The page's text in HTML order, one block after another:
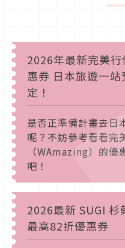
2026年最新完美行
惠券 日本旅遊一站
定！
是否正準備計畫去日
呢？不妨參考看看完
（WAmazing）的優
吧！
2026最新 SUGI 杉
最高82折優惠券